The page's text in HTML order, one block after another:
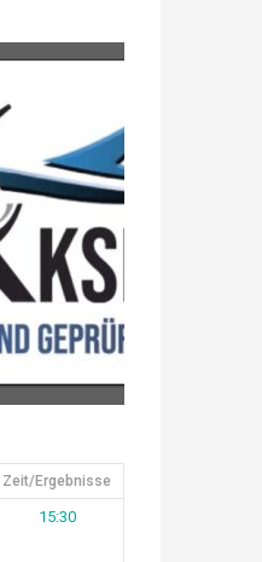
Zeit/Ergebnisse
15:30